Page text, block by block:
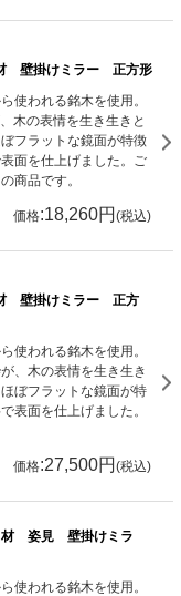
壁掛けミラー 正方形
使われる銘木を使用。
木の表情を生き生きと
フラットな鏡面が特徴
面を仕上げました。ご
商品です。
価格:18,260円 (税込)
壁掛けミラー 正方
使われる銘木を使用。
、木の表情を生き生き
ぼフラットな鏡面が特
表面を仕上げました。
価格:27,500円 (税込)
姿見 壁掛けミラ
使われる銘木を使用。